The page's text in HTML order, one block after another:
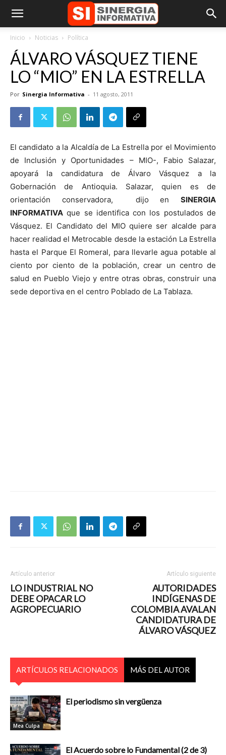
Inicio Noticias Política
ÁLVARO VÁSQUEZ TIENE
LO “MIO” EN LA ESTRELLA
Por Sinergia Informativa - 11 agosto, 2011
El candidato a la Alcaldía de La Estrella por el Movimiento
de Inclusión y Oportunidades – MIO-, Fabio Salazar,
apoyará la candidatura de Álvaro Vásquez a la
Gobernación de Antioquia. Salazar, quien es de
orientación conservadora, dijo en SINERGIA
INFORMATIVA que se identifica con los postulados de
Vásquez. El Candidato del MIO quiere ser alcalde para
hacer realidad el Metrocable desde la estación La Estrella
hasta el Parque El Romeral, para llevarle agua potable al
ciento por ciento de la población, crear un centro de
salud en Pueblo Viejo y entre otras obras, construir una
sede deportiva en el centro Poblado de La Tablaza.
Artículo anterior
LO INDUSTRIAL NO
DEBE OPACAR LO
AGROPECUARIO
Artículo siguiente
AUTORIDADES
INDÍGENAS DE
COLOMBIA AVALAN
CANDIDATURA DE
ÁLVARO VÁSQUEZ
ARTÍCULOS RELACIONADOS MÁS DEL AUTOR
Mea Culpa
El periodismo sin vergüenza
El Acuerdo sobre lo Fundamental (2 de 3)